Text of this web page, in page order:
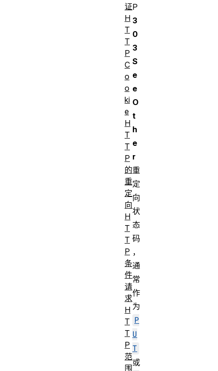
P
3
0
3
S
e
e
O
t
h
e
r
重
定
向
状
态
码
，
通
常
作
为
P
U
T
或
证
H
T
T
P
C
o
o
ki
e
H
T
T
P
的
重
定
向
H
T
T
P
条
件
请
求
H
T
T
P
范
围